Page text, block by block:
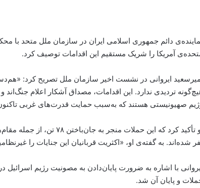
دائم جمهوری اسلامی ایران در سازمان ملل متحد با
آمریکا را شریک مستقیم این اقدامات توصیف کرد.
ایروانی در نشست اخیر سازمان ملل تصریح کرد:
تردیدی ندارد. این اقدامات، مصداق آشکار اعلام جنگ‌اند
صهیونیستی هستند که به‌سبب حمایت قدرت‌های غربی تاکنون
شده‌اند. به گفته‌ی او، «اکثریت قربانیان این جنایات را
با اشاره به ضرورت پایان‌دادن به مصونیت رژیم اسرائیل
و پایان آن شد.